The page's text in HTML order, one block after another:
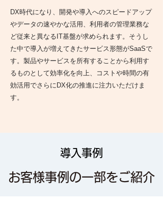
DX時代になり、開発や導入へのスピードアップ
やデータの速やかな活用、利用者の管理業務な
ど従来と異なるIT基盤が求められます。そうし
た中で導入が増えてきたサービス形態がSaaSで
す。製品やサービスを所有することから利用す
るものとして効率化を向上、コストや時間の有
効活用でさらにDX化の推進に注力いただけま
す。
​導入事例
お客様事例の一部をご紹介